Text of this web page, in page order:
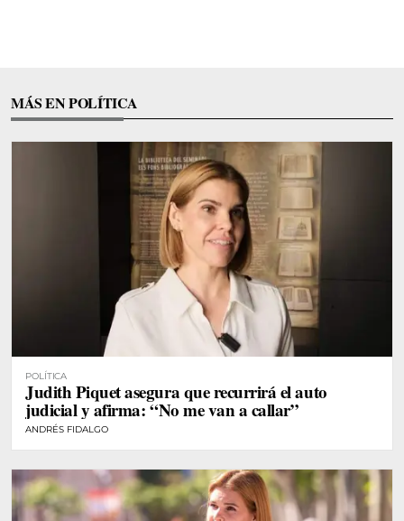
MÁS EN POLÍTICA
POLÍTICA
Judith Piquet asegura que recurrirá el auto
judicial y afirma: “No me van a callar”
ANDRÉS FIDALGO